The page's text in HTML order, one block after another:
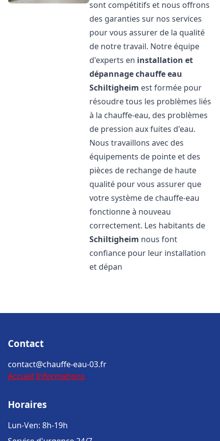
sont compétitifs et nous offrons
des garanties sur nos services
pour vous assurer de la qualité
de notre travail. Notre équipe
d'experts en installation et
dépannage chauffe eau
Schiltigheim est formée pour
résoudre tous les problèmes liés
à la chauffe-eau, des problèmes
de pression aux fuites d'eau.
Nous travaillons avec des
équipements de pointe et des
pièces de rechange de haute
qualité pour vous assurer que
votre système de chauffe-eau
fonctionne à nouveau
correctement. Les habitants de
Schiltigheim nous font
confiance pour leur installation
et dépan
Contact
contact@chauffe-eau-03.fr
Accueil Informations
Horaires
Lun-Ven: 8h-19h